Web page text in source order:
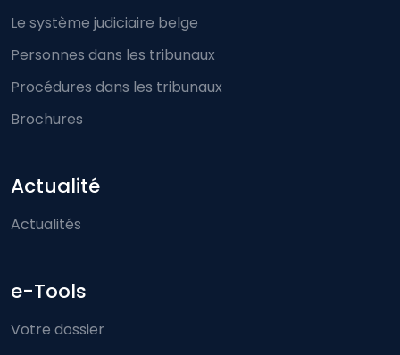
Le système judiciaire belge
Personnes dans les tribunaux
Procédures dans les tribunaux
Brochures
Actualité
Actualités
e-Tools
Votre dossier